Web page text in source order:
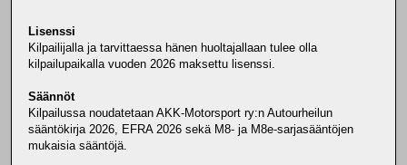
Lisenssi
Kilpailijalla ja tarvittaessa hänen huoltajallaan tulee olla
kilpailupaikalla vuoden 2026 maksettu lisenssi.
Säännöt
Kilpailussa noudatetaan AKK-Motorsport ry:n Autourheilun
sääntökirja 2026, EFRA 2026 sekä M8- ja M8e-sarjasääntöjen
mukaisia sääntöjä.